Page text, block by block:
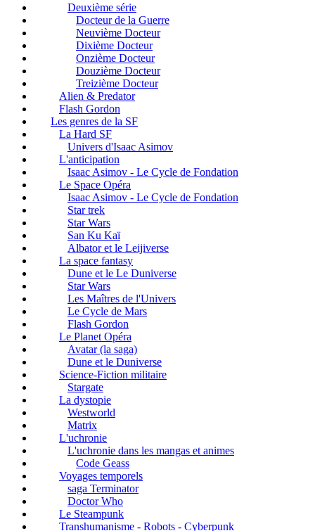
Deuxième série
Docteur de la Guerre
Neuvième Docteur
Dixième Docteur
Onzième Docteur
Douzième Docteur
Treizième Docteur
Alien & Predator
Flash Gordon
Les genres de la SF
La Hard SF
Univers d'Isaac Asimov
L'anticipation
Isaac Asimov - Le Cycle de Fondation
Le Space Opéra
Isaac Asimov - Le Cycle de Fondation
Star trek
Star Wars
San Ku Kaï
Albator et le Leijiverse
La space fantasy
Dune et le Le Duniverse
Star Wars
Les Maîtres de l'Univers
Le Cycle de Mars
Flash Gordon
Le Planet Opéra
Avatar (la saga)
Dune et le Duniverse
Science-Fiction militaire
Stargate
La dystopie
Westworld
Matrix
L'uchronie
L'uchronie dans les mangas et animes
Code Geass
Voyages temporels
saga Terminator
Doctor Who
Le Steampunk
Transhumanisme - Robots - Cyberpunk